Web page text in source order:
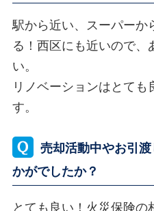
駅から近い、スーパーか
る！西区にも近いので、
い。
リノベーションはとて
す。
売却活動中やお引
かがでしたか？
とても良い！火災保険の